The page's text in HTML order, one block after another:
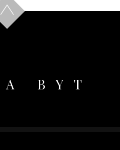
A BYT